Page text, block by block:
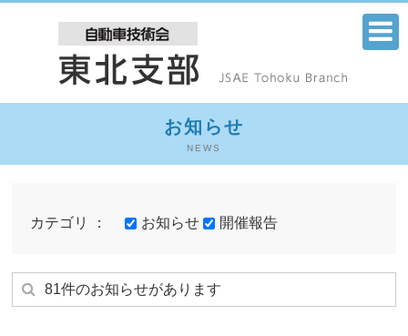
お知らせ
NEWS
カテゴリ ： お知らせ 開催報告
81件のお知らせがあります